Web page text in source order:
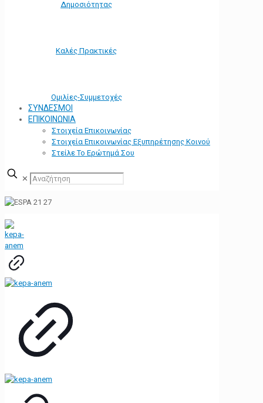
Δημοσιότητας
Καλές Πρακτικές
Ομιλίες-Συμμετοχές
ΣΥΝΔΕΣΜΟΙ
ΕΠΙΚΟΙΝΩΝΙΑ
Στοιχεία Επικοινωνίας
Στοιχεία Επικοινωνίας Εξυπηρέτησης Κοινού
Στείλε Το Ερώτημά Σου
✕